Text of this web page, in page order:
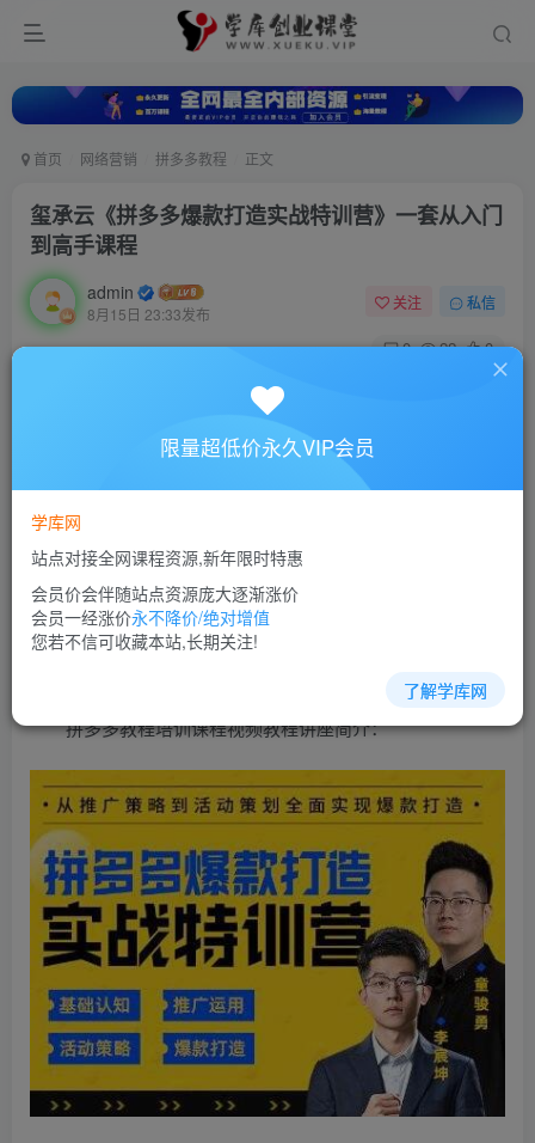
首页 网络营销 拼多多教程 正文
玺承云《拼多多爆款打造实战特训营》一套从入门
到高手课程
admin
8月15日 23:33发布
关注 私信
0 22 0
玺承云《拼多多爆款打造实战特训营》一套从入门到高手课程
此内容为付费资源，请付费后查看
10
立即购买
您当前未登录！建议登陆后购买，可保存购买订单
拼多多教程培训课程视频教程讲座简介：
限量超低价永久VIP会员
学库网
站点对接全网课程资源,新年限时特惠
会员价会伴随站点资源庞大逐渐涨价
会员一经涨价永不降价/绝对增值
您若不信可收藏本站,长期关注!
了解学库网